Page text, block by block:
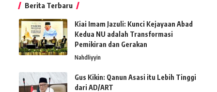
Berita Terbaru
Kiai Imam Jazuli: Kunci Kejayaan Abad
Kedua NU adalah Transformasi
Pemikiran dan Gerakan
Nahdliyyin
Gus Kikin: Qanun Asasi itu Lebih Tinggi
dari AD/ART